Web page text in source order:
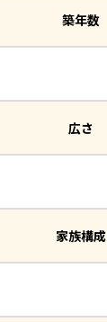
築年数
広さ
家族構成